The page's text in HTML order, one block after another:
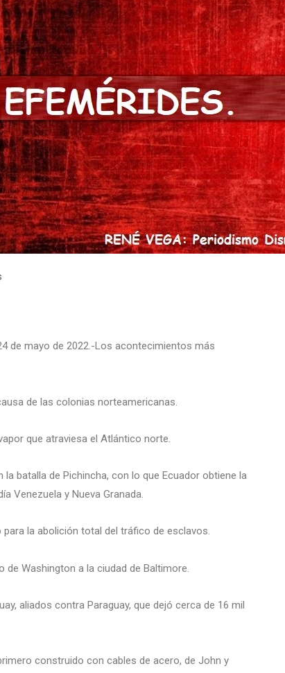
de mayo de 2022.-Los acontecimientos más
de las colonias norteamericanas.
que atraviesa el Atlántico norte.
batalla de Pichincha, con lo que Ecuador obtiene la
Venezuela y Nueva Granada.
la abolición total del tráfico de esclavos.
Washington a la ciudad de Baltimore.
aliados contra Paraguay, que dejó cerca de 16 mil
construido con cables de acero, de John y